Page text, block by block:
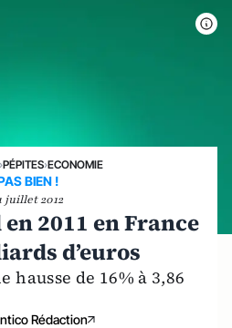
PÉPITES›ECONOMIE
BIEN !
juillet 2012
2011 en France
d’euros
hausse de 16% à 3,86
Rédaction